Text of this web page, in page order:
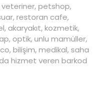
veteriner, petshop,
restoran cafe,
akaryakıt, kozmetik,
optik, unlu mamüller,
bilişim, medikal, saha
hizmet veren barkod